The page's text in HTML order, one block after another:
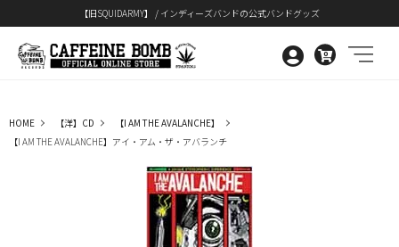
【旧SQUIDARMY】 / インディーズバンドの公式バンドグッズ
0
HOME 【洋】CD
【I AM THE AVALANCHE】
【I AM THE AVALANCHE】アイ・アム・ザ・アバランチ